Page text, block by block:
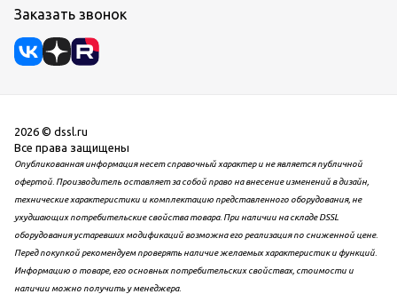
Заказать звонок
2026 © dssl.ru
Все права защищены
Опубликованная информация несет справочный характер и не является публичной
офертой. Производитель оставляет за собой право на внесение изменений в дизайн,
технические характеристики и комплектацию представленного оборудования, не
ухудшающих потребительские свойства товара. При наличии на складе DSSL
оборудования устаревших модификаций возможна его реализация по сниженной цене.
Перед покупкой рекомендуем проверять наличие желаемых характеристик и функций.
Информацию о товаре, его основных потребительских свойствах, стоимости и
наличии можно получить у менеджера.